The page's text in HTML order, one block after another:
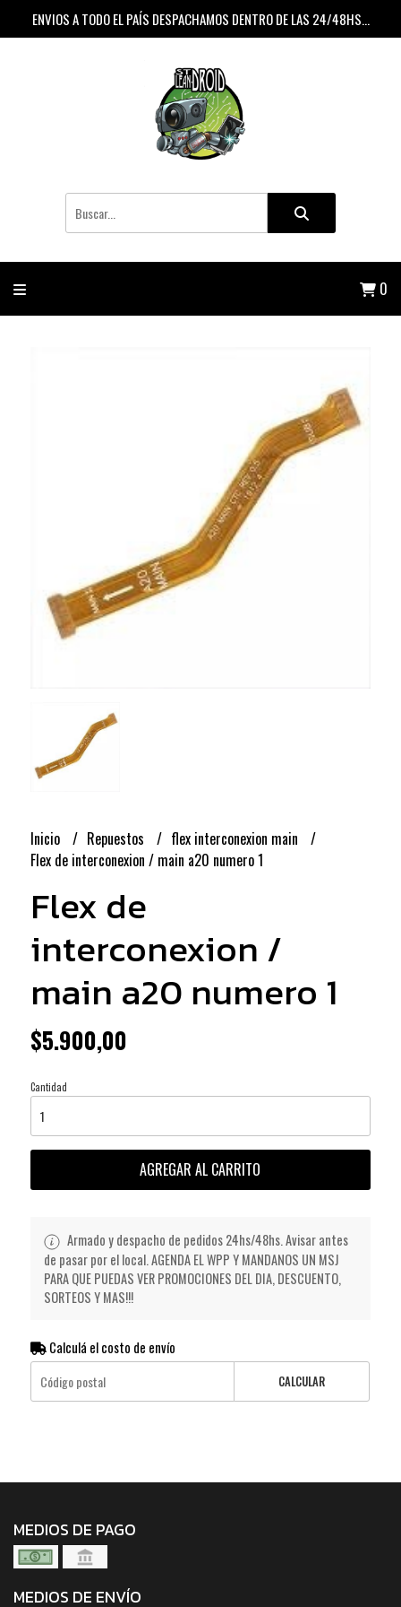
ENVIOS A TODO EL PAÍS DESPACHAMOS DENTRO DE LAS 24/48HS...
0
Inicio Repuestos
flex interconexion main
Flex de interconexion / main a20 numero 1
Flex de
interconexion /
main a20 numero 1
$5.900,00
Cantidad
AGREGAR AL CARRITO
Armado y despacho de pedidos 24hs/48hs. Avisar antes
de pasar por el local. AGENDA EL WPP Y MANDANOS UN MSJ
PARA QUE PUEDAS VER PROMOCIONES DEL DIA, DESCUENTO,
SORTEOS Y MAS!!!
Calculá el costo de envío
CALCULAR
MEDIOS DE PAGO
MEDIOS DE ENVÍO